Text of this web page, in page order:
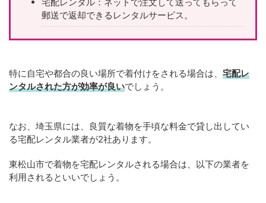
郵送で返却できるレンタルサービス。
特に自宅や都合の良い場所で着付けをされる場合は、 宅配レ
ンタルされた方が効率が良いでしょう。
なお、埼玉県には、良質な着物を手頃な料金で貸し出してい
る宅配レンタル業者が2社あります。
東松山市で着物を宅配レンタルされる場合は、以下の業者を
利用されるといいでしょう。